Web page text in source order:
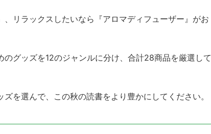
リラックスしたいなら『アロマディフューザー』がお
グッズを12のジャンルに分け、合計28商品を厳選して
を選んで、この秋の読書をより豊かにしてください。